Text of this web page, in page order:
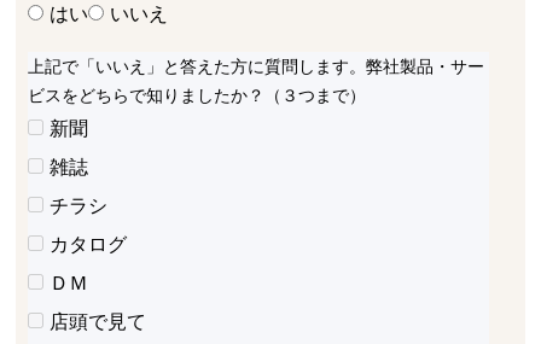
はい いいえ
上記で「いいえ」と答えた方に質問します。弊社製品・サー
ビスをどちらで知りましたか？（３つまで）
新聞
雑誌
チラシ
カタログ
ＤＭ
店頭で見て